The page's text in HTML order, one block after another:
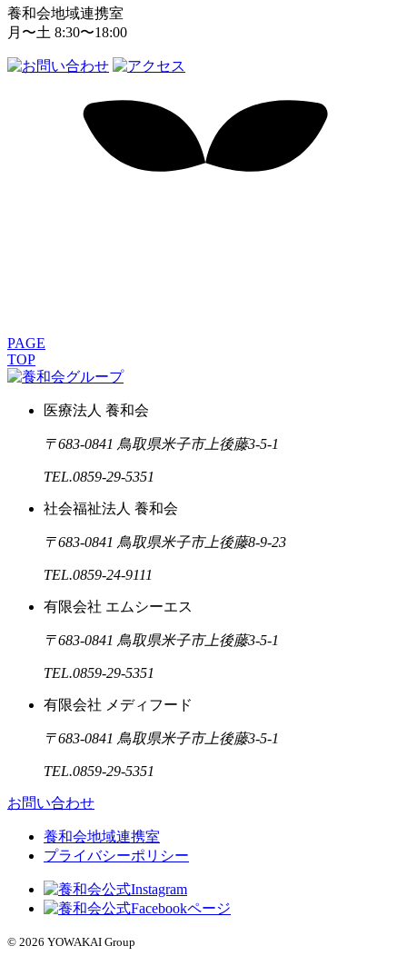
養和会地域連携室
月〜土 8:30〜18:00
PAGE
TOP
医療法人 養和会
〒683-0841 鳥取県米子市上後藤3-5-1
TEL.0859-29-5351
社会福祉法人 養和会
〒683-0841 鳥取県米子市上後藤8-9-23
TEL.0859-24-9111
有限会社 エムシーエス
〒683-0841 鳥取県米子市上後藤3-5-1
TEL.0859-29-5351
有限会社 メディフード
〒683-0841 鳥取県米子市上後藤3-5-1
TEL.0859-29-5351
お問い合わせ
養和会地域連携室
プライバシーポリシー
© 2026 YOWAKAI Group